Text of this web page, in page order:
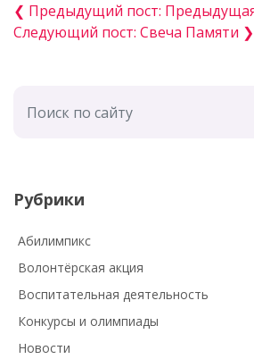
❮ Предыдущий пост:
Следующий пост: Свеча Памяти ❯
Рубрики
Абилимпикс
Волонтёрская акция
Воспитательная деятельность
Конкурсы и олимпиады
Новости